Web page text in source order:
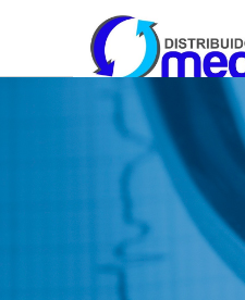
OmegaMed